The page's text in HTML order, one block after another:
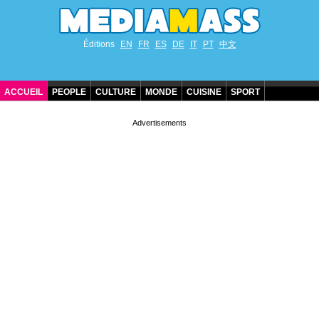
Éditions EN FR ES DE IT PT 中文
ACCUEIL PEOPLE CULTURE MONDE CUISINE SPORT